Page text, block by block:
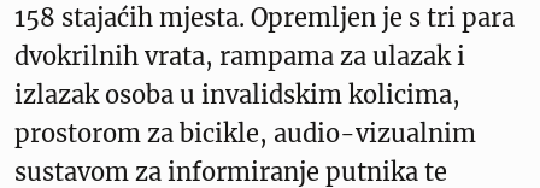
158 stajaćih mjesta. Opremljen je s tri para
dvokrilnih vrata, rampama za ulazak i
izlazak osoba u invalidskim kolicima,
prostorom za bicikle, audio-vizualnim
sustavom za informiranje putnika te